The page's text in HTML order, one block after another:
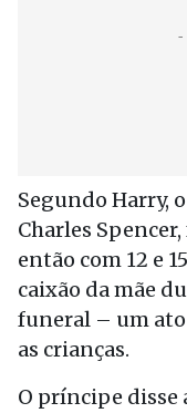
Segundo Harry,
Charles
então com 12 e
caixão da mãe
funeral – um
as crianças.
O príncipe disse